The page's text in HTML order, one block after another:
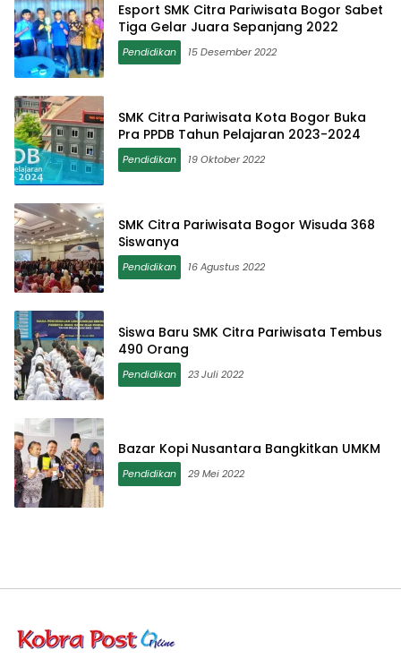
Esport SMK Citra Pariwisata Bogor Sabet
Tiga Gelar Juara Sepanjang 2022
Pendidikan 15 Desember 2022
SMK Citra Pariwisata Kota Bogor Buka
Pra PPDB Tahun Pelajaran 2023-2024
Pendidikan 19 Oktober 2022
SMK Citra Pariwisata Bogor Wisuda 368
Siswanya
Pendidikan 16 Agustus 2022
Siswa Baru SMK Citra Pariwisata Tembus
490 Orang
Pendidikan 23 Juli 2022
Bazar Kopi Nusantara Bangkitkan UMKM
Pendidikan 29 Mei 2022